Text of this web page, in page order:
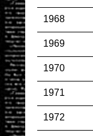
1968
1969
1970
1971
1972